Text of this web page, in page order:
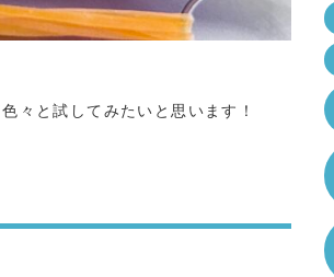
々と試してみたいと思います！